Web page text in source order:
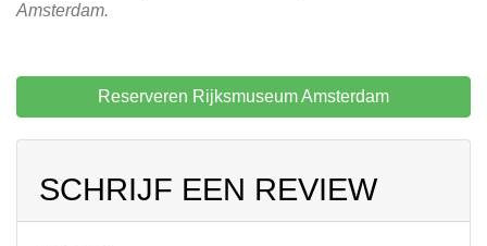
Amsterdam.
Reserveren Rijksmuseum Amsterdam
SCHRIJF EEN REVIEW